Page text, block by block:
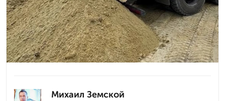
Михаил Земской